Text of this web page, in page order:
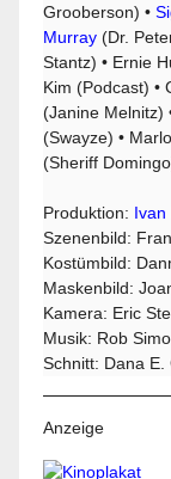
Grooberson) •
Murray (Dr.
Stantz) • Ernie
Kim (Podcast) •
(Janine Melnitz)
(Swayze) •
(Sheriff
Produktion: Ivan
Szenenbild:
Kostümbild:
Maskenbild:
Kamera: Eric
Musik: Rob
Schnitt: Dana E.
Anzeige